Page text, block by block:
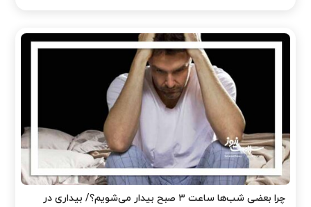
چرا بعضی شب‌ها ساعت ۳ صبح بیدار می‌شویم؟/ بیداری در